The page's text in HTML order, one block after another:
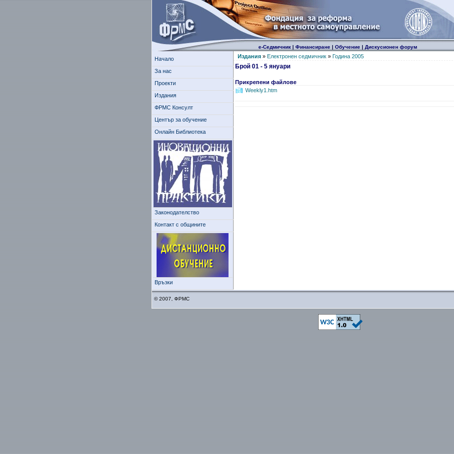
е-Седмичник| Финансиране| Обучение| Дискусионен форум
Начало
За нас
Проекти
Издания
ФРМС Консулт
Център за обучение
Онлайн Библиотека
Законодателство
Контакт с общините
Връзки
Издания» Електронен седмичник» Година 2005
Брой 01 - 5 януари
Прикрепени файлове
Weekly1.htm
© 2007, ФРМС